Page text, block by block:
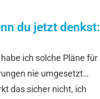
du jetzt denkst:
ich solche Pläne für
nie umgesetzt…
das sicher nicht, ich